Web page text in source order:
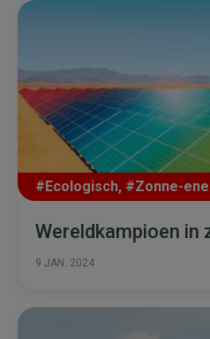
#Ecologisch, #Zonne-
Wereldkampioen in
9 JAN. 2024